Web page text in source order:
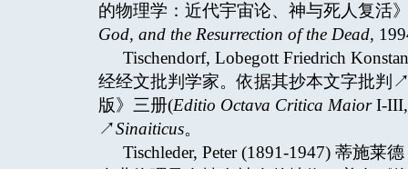
的物理学：近代宇宙论、神与死人复活
God, and the Resurrection of the Dead,
Tischendorf, Lobegott Friedrich
经经文批判学家。依据其抄本文字批判
版》三册(Editio Octava Critica MaiorI-III,
↗Sinaiticus。
Tischleder, Peter (1891-1947) 蒂施